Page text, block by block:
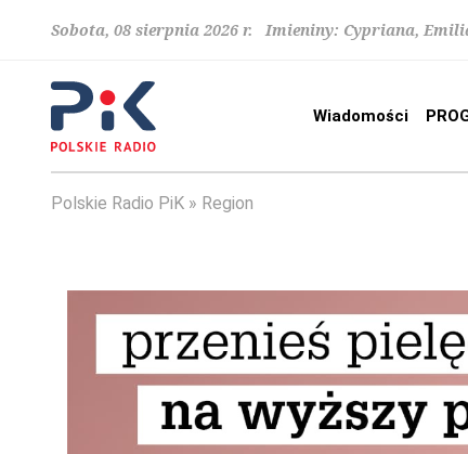
Sobota, 08 sierpnia 2026 r. Imieniny: Cypriana,
Wiadomości
Polskie Radio PiK Region